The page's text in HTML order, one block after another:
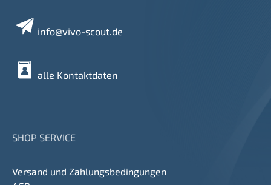
info@vivo-scout.de
alle Kontaktdaten
SHOP SERVICE
Versand und Zahlungsbedingungen